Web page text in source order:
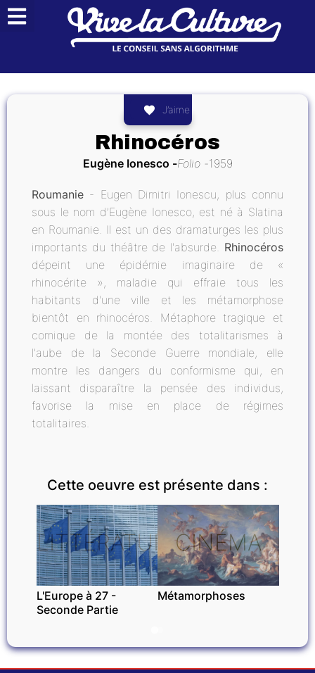
J’aime
Rhinocéros
Eugène Ionesco Folio 1959
Roumanie - Eugen Dimitri Ionescu, plus connu
sous le nom d’Eugène Ionesco, est né à Slatina
en Roumanie. Il est un des dramaturges les plus
importants du théâtre de l'absurde. Rhinocéros
dépeint une épidémie imaginaire de «
rhinocérite », maladie qui effraie tous les
habitants d'une ville et les métamorphose
bientôt en rhinocéros. Métaphore tragique et
comique de la montée des totalitarismes à
l'aube de la Seconde Guerre mondiale, elle
montre les dangers du conformisme qui, en
laissant disparaître la pensée des individus,
favorise la mise en place de régimes
totalitaires.
Cette oeuvre est présente dans :
LITTÉRATURE
L'Europe à 27 -
Seconde Partie
CINÉMA
Métamorphoses